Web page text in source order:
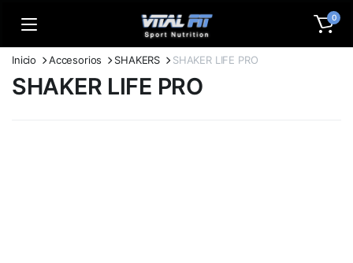
0
Inicio Accesorios SHAKERS SHAKER LIFE PRO
SHAKER LIFE PRO